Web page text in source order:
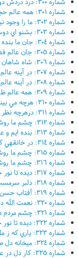
شماره ٣٠١: همه عالم حجاب حضرت اوست
شماره ٣٠٢: ما را وجود نيست وگر هست جود اوست
شماره ٣٠٣: بشنو اي دوست اين سخن از دوست
شماره ٣٠٤: جان ما بنده محبت اوست
شماره ٣٠٥: جان عالم فداي خدمت اوست
شماره ٣٠٦: شاه شاهان گداي حضرت اوست
شماره ٣٠٧: در آينه عالم تمثال جمال اوست
شماره ٣٠٨: در آينه عالم تمثال صفات اوست
شماره ٣٠٩: همه عالم ظهور حضرت اوست
شماره ٣١٠: هرچه مي بيني همه انوار اوست
شماره ٣١١: درهرچه نظر کردم نقشي ز خيال اوست
شماره ٣١٢: چشم ما روشن به نور روي اوست
شماره ٣١٣: بنده ايم و عابد و معبود اوست
شماره ٣١٤: در خانقهي که شيخ ما اوست
شماره ٣١٥: چشم ما روشن به نور روي اوست
شماره ٣١٦: چشم ما روشن به نور روي اوست
شماره ٣١٧: ديده تا نور جمالش ديده است
شماره ٣١٨: دلبر سرمست ما يار خوشي نوخاسته است
شماره ٣١٩: آفتاب حسن او از مه نقابي بسته است
شماره ٣٢٠: نعمت الله در شراب افتاده است
شماره ٣٢١: چشم مردم ديده ما نور رويش ديده است
شماره ٣٢٢: ديده تا نور جمالش ديده است
شماره ٣٢٣: ياري که ز ملک آشنائي است
شماره ٣٢٤: ميخانه دل طرب سرائي است
شماره ٣٢٥: کار دل در عشق بازي بندگي است